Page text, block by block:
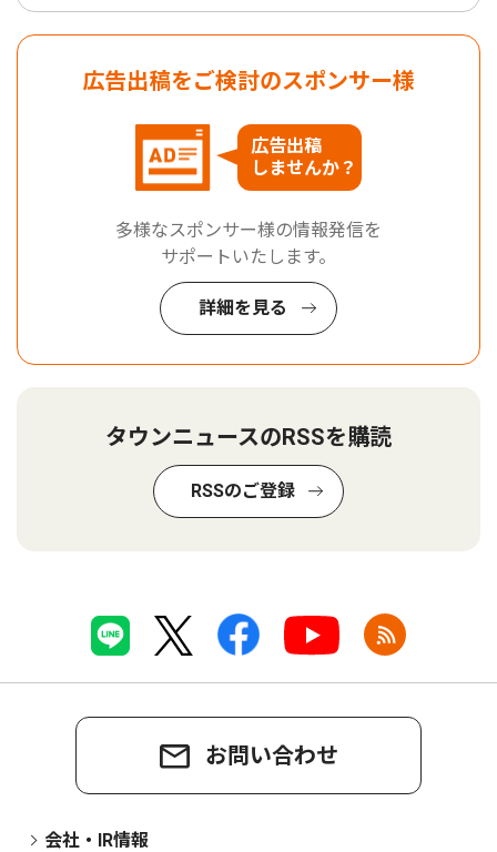
広告出稿をご検討のスポンサー様
広告出稿
しませんか？
多様なスポンサー様の情報発信を
サポートいたします。
詳細を見る
タウンニュースのRSSを購読
RSSのご登録
お問い合わせ
会社・IR情報